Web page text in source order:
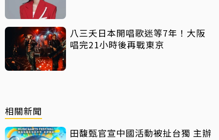
八三夭日本開唱歌迷等7年！大阪
唱完21小時後再戰東京
相關新聞
田馥甄官宣中國活動被扯台獨 主辦